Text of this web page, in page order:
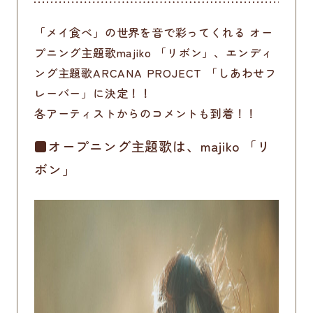
「メイ食べ」の世界を音で彩ってくれる オー
プニング主題歌majiko 「リボン」、エンディ
ング主題歌ARCANA PROJECT 「しあわせフ
レーバー」に決定！！
各アーティストからのコメントも到着！！
■オープニング主題歌は、majiko 「リ
ボン」